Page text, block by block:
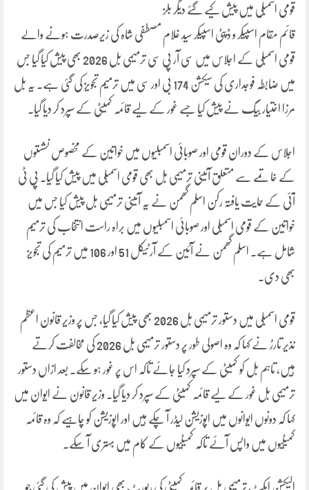
قومی اسمبلی میں پیش کیے گئے دیگر بلز
قائم مقام اسپیکر و ڈپٹی اسپیکر سید غلام مصطفی شاہ کی زیرصدرت ہونے والے
قومی اسمبلی کے اجلاس میں سی آر پی سی ترمیمی بل 2026 بھی پیش کیا گیا جس
میں ضابطہ فوجداری کی سیکشن 174 بی اور سی میں ترمیم تجویز کی گئی ہے۔ یہ بل
مرزا اختیار بیگ نے پیش کیا جسے غور کے لیے قائمہ کمیٹی کے سپرد کر دیا گیا۔
اجلاس کے دوران قومی اور صوبائی اسمبلیوں میں خواتین کے مخصوص نشستوں
کے خاتمے سے متعلق آئینی ترمیمی بل بھی قومی اسمبلی میں پیش کیا گیا۔ پی ٹی
آئی کے حمایت یافتہ رکن اسلم گھمن نے یہ آئینی ترمیمی بل پیش کیا جس میں
خواتین کے قومی اسمبلی اور صوبائی اسمبلیوں میں براہ راست انتخاب کی ترمیم
شامل ہے۔ اسلم گھمن نے آئین کے آرٹیکل 51 اور 106 میں ترمیم کی تجویز
بھی دی۔
قومی اسمبلی میں دستور ترمیمی بل 2026 بھی پیش کیا گیا، جس پر وزیر قانون اعظم
نذیر تارڑ نے کہا کہ وہ اصولی طور پر دستور ترمیمی بل 2026 کی مخالفت کرتے
ہیں، تاہم بل کو کمیٹی کے سپرد کیا جائے تاکہ اس پر غور ہو سکے۔ بعد ازاں دستور
ترمیمی بل غور کے لیے قائمہ کمیٹی کے سپرد کر دیا گیا۔ وزیر قانون نے ایوان میں
کہا کہ دونوں ایوانوں میں اپوزیشن لیڈر آ چکے ہیں اور اپوزیشن کو چاہیے کہ وہ قائمہ
کمیٹیوں میں واپس آئے تاکہ کمیٹیوں کے کام میں بہتری آ سکے۔
الیکشن ایکٹ ترمیمی بل پر قائمہ کمیٹی کی رپورٹ بھی ایوان میں پیش کی گئی جو